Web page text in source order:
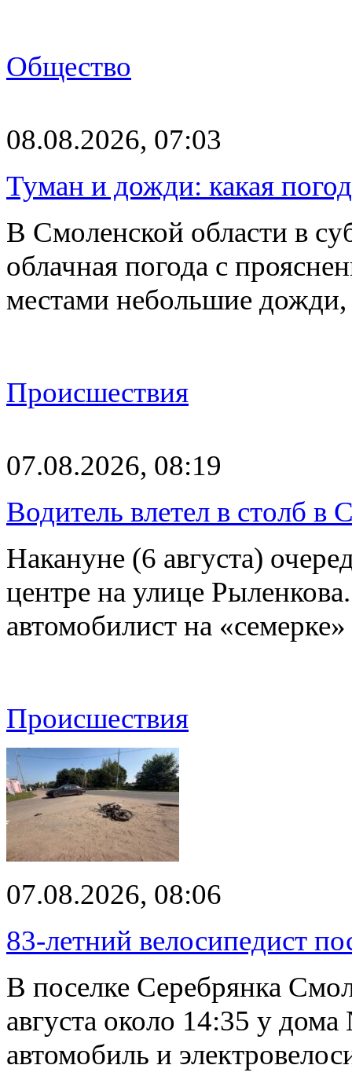
Общество
08.08.2026, 07:03
Туман и дожди: какая
В Смоленской области в
облачная погода с
местами небольшие
Происшествия
07.08.2026, 08:19
Водитель влетел в столб в
Накануне (6 августа)
центре на улице
автомобилист на
Происшествия
07.08.2026, 08:06
83-летний велосипедист
В поселке Серебрянка
августа около 14:35 у
автомобиль и